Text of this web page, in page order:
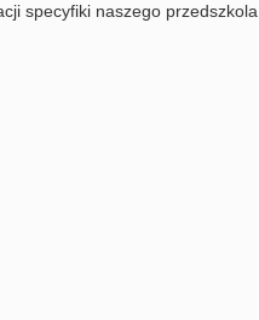
specyfiki naszego